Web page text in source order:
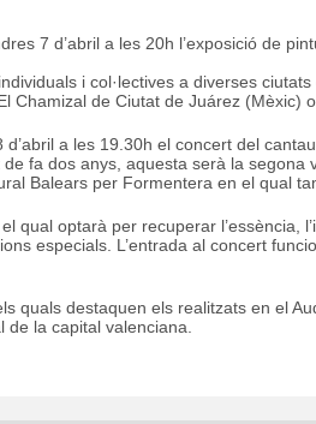
7 d’abril a les 20h l’exposició de
i col·lectives a diverses
de Ciutat de Juárez (Mèxic)
a les 19.30h el concert del
fa dos anys, aquesta serà la segona
Balears per Formentera en el qual
optarà per recuperar l’essència,
especials. L’entrada al concert
quals destaquen els realitzats en el
de la capital valenciana.